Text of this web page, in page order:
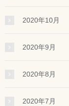
2020年10月
2020年9月
2020年8月
2020年7月